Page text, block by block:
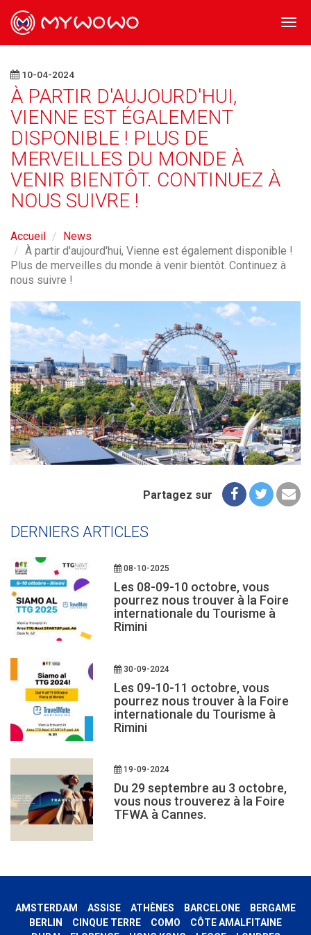
10-04-2024
À PARTIR D'AUJOURD'HUI,
VIENNE EST ÉGALEMENT
DISPONIBLE ! PLUS DE
MERVEILLES DU MONDE À
VENIR BIENTÔT. CONTINUEZ À
NOUS SUIVRE !
Accueil
News
À partir d'aujourd'hui, Vienne est également disponible !
Plus de merveilles du monde à venir bientôt. Continuez à
nous suivre !
Partagez sur
DERNIERS ARTICLES
08-10-2025
Les 08-09-10 octobre, vous
pourrez nous trouver à la Foire
internationale du Tourisme à
Rimini
30-09-2024
Les 09-10-11 octobre, vous
pourrez nous trouver à la Foire
internationale du Tourisme à
Rimini
19-09-2024
Du 29 septembre au 3 octobre,
vous nous trouverez à la Foire
TFWA à Cannes.
AMSTERDAM ASSISE ATHÈNES BARCELONE
BERGAME
BERLIN
CINQUE TERRE COMO
CÔTE AMALFITAINE